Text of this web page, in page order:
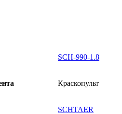
SCH-990-1.8
Краскопульт
SCHTAER